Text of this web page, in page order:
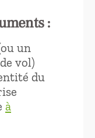
:
un
vol)
du
à